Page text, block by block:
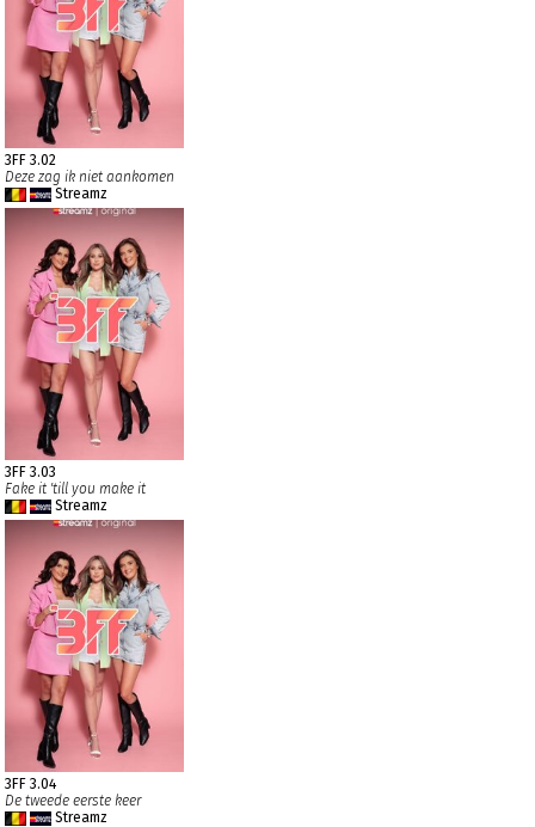
3FF 3.02
Deze zag ik niet aankomen
Streamz
3FF 3.03
Fake it 'till you make it
Streamz
3FF 3.04
De tweede eerste keer
Streamz